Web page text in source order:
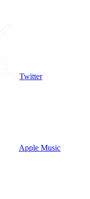
Twitter
Apple Music